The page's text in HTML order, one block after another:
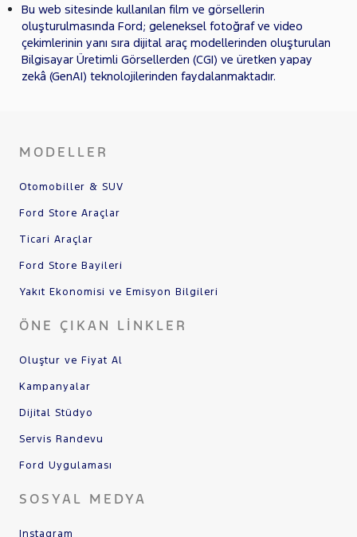
Bu web sitesinde kullanılan film ve görsellerin
oluşturulmasında Ford; geleneksel fotoğraf ve video
çekimlerinin yanı sıra dijital araç modellerinden oluşturulan
Bilgisayar Üretimli Görsellerden (CGI) ve üretken yapay
zekâ (GenAI) teknolojilerinden faydalanmaktadır.
MODELLER
Otomobiller & SUV
Ford Store Araçlar
Ticari Araçlar
Ford Store Bayileri
Yakıt Ekonomisi ve Emisyon Bilgileri
ÖNE ÇIKAN LINKLER
Oluştur ve Fiyat Al
Kampanyalar
Dijital Stüdyo
Servis Randevu
Ford Uygulaması
SOSYAL MEDYA
Instagram